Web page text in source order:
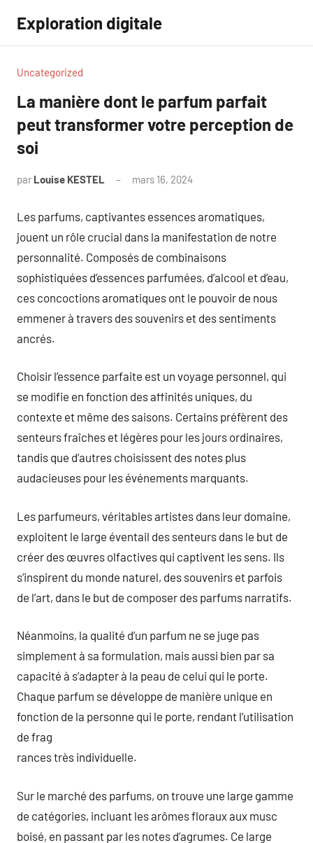
contenu
Exploration digitale
Uncategorized
La manière dont le parfum parfait
peut transformer votre perception de
soi
par Louise KESTEL mars 16, 2024
Les parfums, captivantes essences aromatiques,
jouent un rôle crucial dans la manifestation de notre
personnalité. Composés de combinaisons
sophistiquées d’essences parfumées, d’alcool et d’eau,
ces concoctions aromatiques ont le pouvoir de nous
emmener à travers des souvenirs et des sentiments
ancrés.
Choisir l’essence parfaite est un voyage personnel, qui
se modifie en fonction des affinités uniques, du
contexte et même des saisons. Certains préfèrent des
senteurs fraîches et légères pour les jours ordinaires,
tandis que d’autres choisissent des notes plus
audacieuses pour les événements marquants.
Les parfumeurs, véritables artistes dans leur domaine,
exploitent le large éventail des senteurs dans le but de
créer des œuvres olfactives qui captivent les sens. Ils
s’inspirent du monde naturel, des souvenirs et parfois
de l’art, dans le but de composer des parfums narratifs.
Néanmoins, la qualité d’un parfum ne se juge pas
simplement à sa formulation, mais aussi bien par sa
capacité à s’adapter à la peau de celui qui le porte.
Chaque parfum se développe de manière unique en
fonction de la personne qui le porte, rendant l’utilisation
de frag
rances très individuelle.
Sur le marché des parfums, on trouve une large gamme
de catégories, incluant les arômes floraux aux musc
boisé, en passant par les notes d’agrumes. Ce large